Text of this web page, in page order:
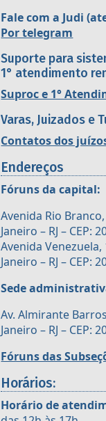
Fale com a Judi
Por telegram
Suporte para
1° atendimento
Suproc e 1°
Varas, Juizados e
Contatos dos
Endereços
Fóruns da capital:
Avenida Rio
Janeiro – RJ – CEP:
Avenida Venezuela,
Janeiro – RJ – CEP:
Sede
Av. Almirante
Janeiro – RJ – CEP:
Fóruns das
Horários:
Horário de